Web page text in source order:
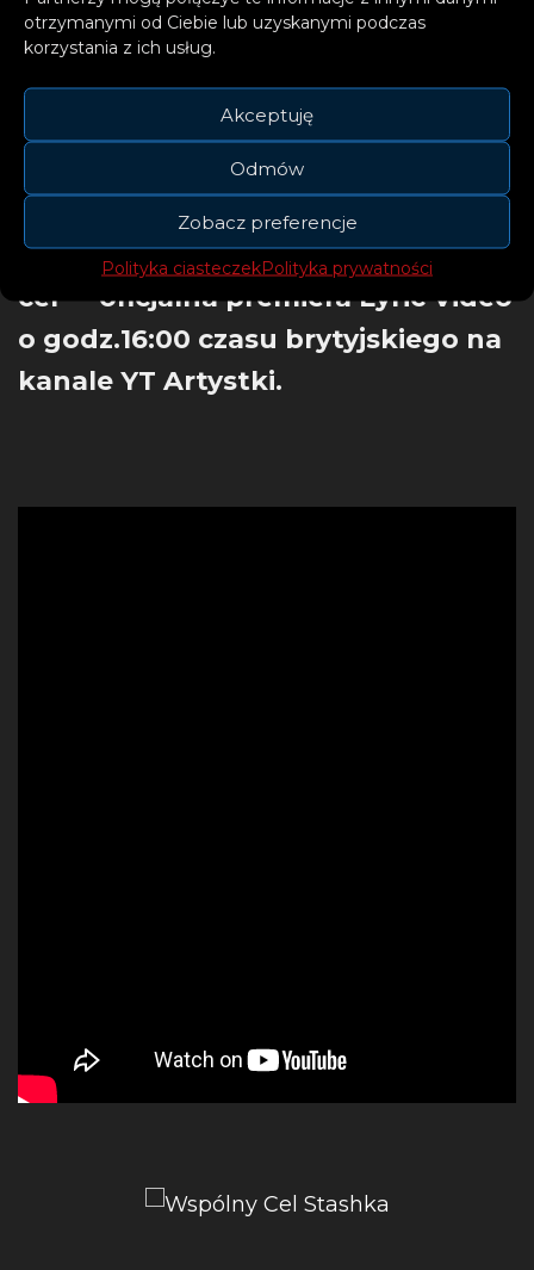
otrzymanymi od Ciebie lub uzyskanymi podczas
korzystania z ich usług.
Akceptuję
Odmów
Zobacz preferencje
Polityka ciasteczekPolityka prywatności
–Stashka
Piosenka już teraz premierowo na
naszej antenie i stronie. „Wspólny
cel” – oficjalna premiera Lyric Video
o godz.16:00 czasu brytyjskiego na
kanale YT Artystki.